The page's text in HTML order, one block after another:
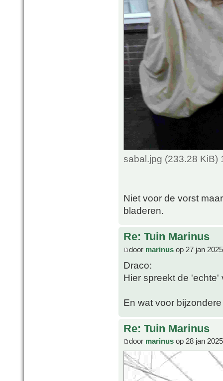
sabal.jpg (233.28 KiB)
Niet voor de vorst
bladeren.
Re: Tuin Marinus
door marinus op 27 jan
Draco:
Hier spreekt de 'echte'
En wat voor
Re: Tuin Marinus
door marinus op 28 jan